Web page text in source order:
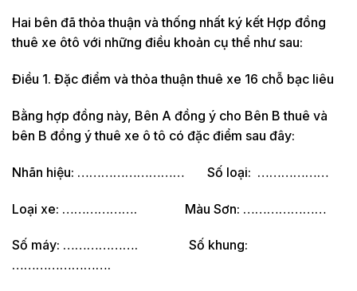
Hai bên đã thỏa thuận và thống nhất ký kết Hợp đồng
thuê xe ôtô với những điều khoản cụ thể như sau:
Điều 1. Đặc điểm và thỏa thuận thuê xe 16 chỗ bạc liêu
Bằng hợp đồng này, Bên A đồng ý cho Bên B thuê và
bên B đồng ý thuê xe ô tô có đặc điểm sau đây:
Nhãn hiệu: ……………………… Số loại: ………………
Loại xe: ………………. Màu Sơn: …………………
Số máy: ………………. Số khung:
…………………….